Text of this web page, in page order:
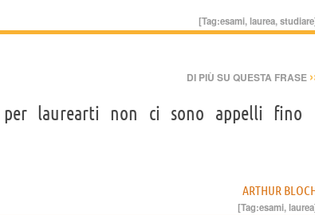
[Tag:esami,laurea,studiare
DI PIÙ SU QUESTA FRASE
laurearti non ci sono appelli fino
ARTHUR
[Tag:esami,laurea